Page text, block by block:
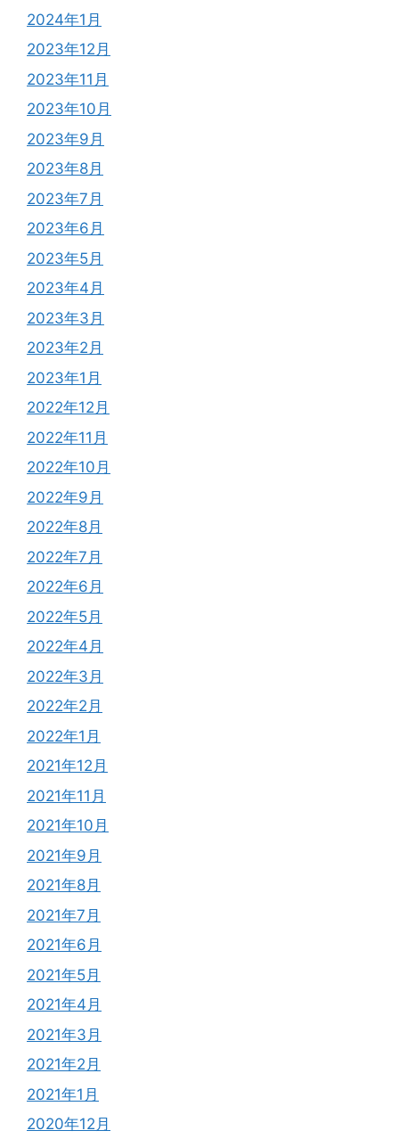
2024年1月
2023年12月
2023年11月
2023年10月
2023年9月
2023年8月
2023年7月
2023年6月
2023年5月
2023年4月
2023年3月
2023年2月
2023年1月
2022年12月
2022年11月
2022年10月
2022年9月
2022年8月
2022年7月
2022年6月
2022年5月
2022年4月
2022年3月
2022年2月
2022年1月
2021年12月
2021年11月
2021年10月
2021年9月
2021年8月
2021年7月
2021年6月
2021年5月
2021年4月
2021年3月
2021年2月
2021年1月
2020年12月